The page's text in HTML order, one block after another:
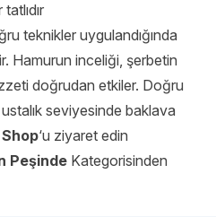
teknikler uygulandığında
Hamurun inceliği, şerbetin
doğrudan etkiler. Doğru
seviyesinde baklava
‘u ziyaret edin
Peşinde Kategorisinden